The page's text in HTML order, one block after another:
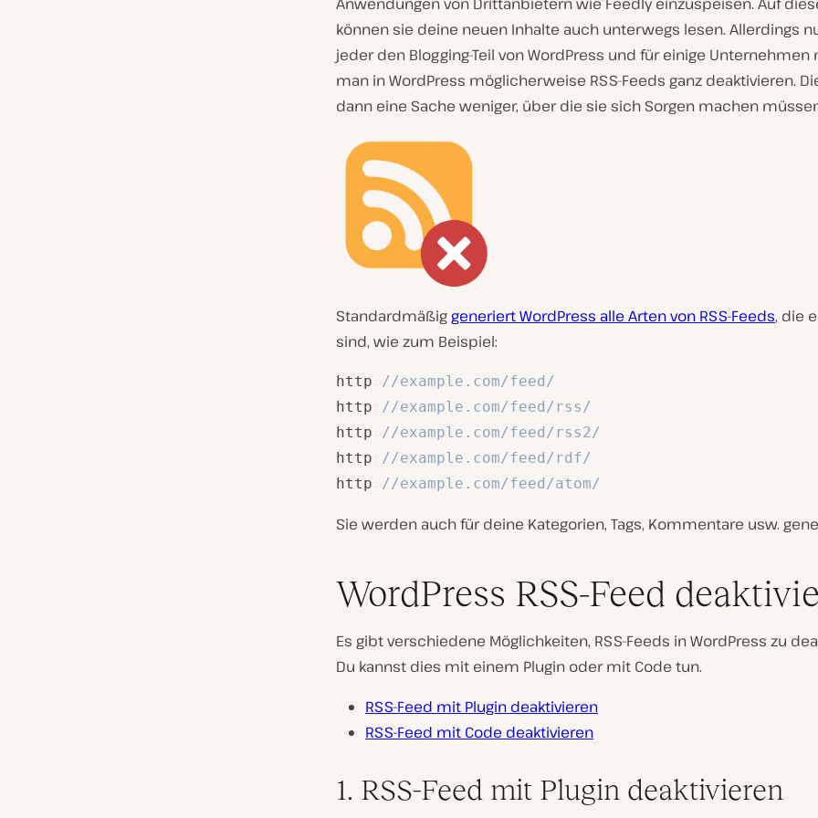
können sie deine neuen Inhalte auch unterwegs lesen. Allerdings
jeder den Blogging-Teil von WordPress und für einige
man in WordPress möglicherweise RSS-Feeds ganz deaktivieren.
dann eine Sache weniger, über die sie sich Sorgen machen
Standardmäßiggeneriert WordPress alle Arten von RSS-Feeds, die
sind, wie zum Beispiel:
http
//example.com/feed/
http
//example.com/feed/rss/
http
//example.com/feed/rss2/
http
//example.com/feed/rdf/
http
//example.com/feed/atom/
Sie werden auch für deine Kategorien, Tags, Kommentare usw.
WordPress RSS-Feed
Es gibt verschiedene Möglichkeiten, RSS-Feeds in WordPress zu
Du kannst dies mit einem Plugin oder mit Code tun.
RSS-Feed mit Plugin deaktivieren
RSS-Feed mit Code deaktivieren
1. RSS-Feed mit Plugin deaktivieren